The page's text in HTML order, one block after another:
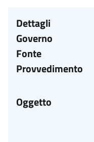
Dettagli
Governo
Fonte
Provvedimento
Oggetto